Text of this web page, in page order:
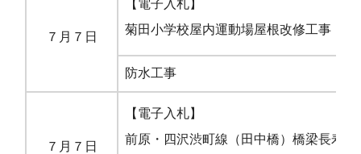
７月７日
【電子入札】
菊田小学校屋内運動場屋根改修工事
防水工事
７月７日
【電子入札】
前原・四沢渋町線（田中橋）橋梁長寿命